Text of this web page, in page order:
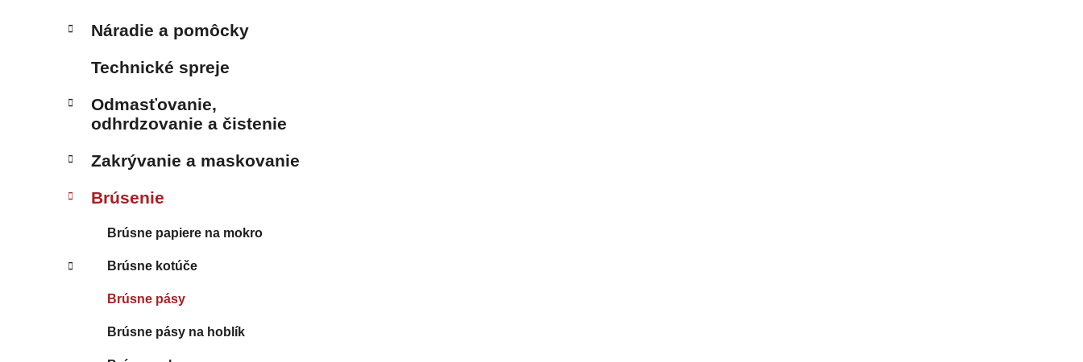
Náradie a pomôcky
Technické spreje
Odmasťovanie,
odhrdzovanie a čistenie
Zakrývanie a maskovanie
Brúsenie
Brúsne papiere na mokro
Brúsne kotúče
Brúsne pásy
Brúsne pásy na hoblík